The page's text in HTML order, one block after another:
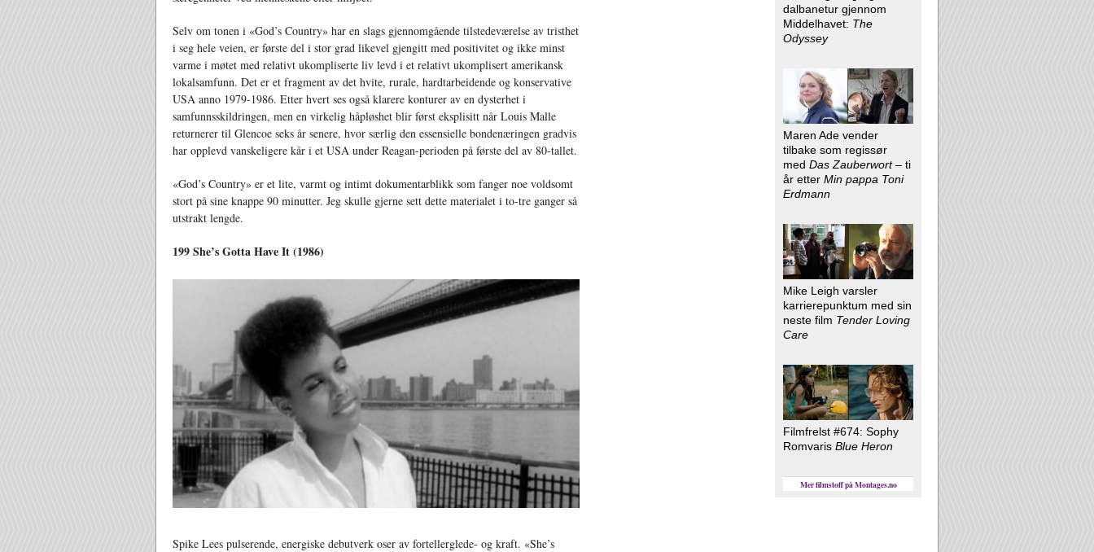
Selv om tonen i «God’s Country» har en slags gjennomgående tilstedeværelse av tristhet
i seg hele veien, er første del i stor grad likevel gjengitt med positivitet og ikke minst
varme i møtet med relativt ukompliserte liv levd i et relativt ukomplisert amerikansk
lokalsamfunn. Det er et fragment av det hvite, rurale, hardtarbeidende og konservative
USA anno 1979-1986. Etter hvert ses også klarere konturer av en dysterhet i
samfunnsskildringen, men en virkelig håpløshet blir først eksplisitt når Louis Malle
returnerer til Glencoe seks år senere, hvor særlig den essensielle bondenæringen gradvis
har opplevd vanskeligere kår i et USA under Reagan-perioden på første del av 80-tallet.
«God’s Country» er et lite, varmt og intimt dokumentarblikk som fanger noe voldsomt
stort på sine knappe 90 minutter. Jeg skulle gjerne sett dette materialet i to-tre ganger så
utstrakt lengde.
199 She’s Gotta Have It (1986)
Spike Lees pulserende, energiske debutverk oser av fortellerglede- og kraft. «She’s
dalbanetur gjennom
Middelhavet: The
Odyssey
Maren Ade vender
tilbake som regissør
med Das Zauberwort– ti
år etter Min pappa Toni
Erdmann
Mike Leigh varsler
karrierepunktum med sin
neste film Tender Loving
Care
Filmfrelst #674: Sophy
Romvaris Blue Heron
Mer filmstoff på Montages.no